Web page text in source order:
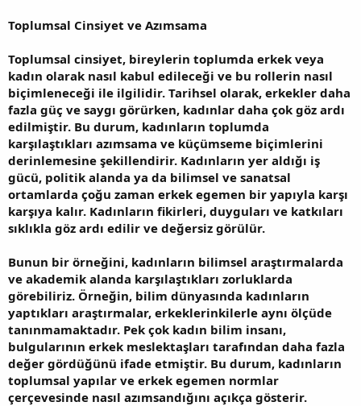
Toplumsal Cinsiyet ve Azımsama
Toplumsal cinsiyet, bireylerin toplumda erkek veya
kadın olarak nasıl kabul edileceği ve bu rollerin nasıl
biçimleneceği ile ilgilidir. Tarihsel olarak, erkekler daha
fazla güç ve saygı görürken, kadınlar daha çok göz ardı
edilmiştir. Bu durum, kadınların toplumda
karşılaştıkları azımsama ve küçümseme biçimlerini
derinlemesine şekillendirir. Kadınların yer aldığı iş
gücü, politik alanda ya da bilimsel ve sanatsal
ortamlarda çoğu zaman erkek egemen bir yapıyla karşı
karşıya kalır. Kadınların fikirleri, duyguları ve katkıları
sıklıkla göz ardı edilir ve değersiz görülür.
Bunun bir örneğini, kadınların bilimsel araştırmalarda
ve akademik alanda karşılaştıkları zorluklarda
görebiliriz. Örneğin, bilim dünyasında kadınların
yaptıkları araştırmalar, erkeklerinkilerle aynı ölçüde
tanınmamaktadır. Pek çok kadın bilim insanı,
bulgularının erkek meslektaşları tarafından daha fazla
değer gördüğünü ifade etmiştir. Bu durum, kadınların
toplumsal yapılar ve erkek egemen normlar
çerçevesinde nasıl azımsandığını açıkça gösterir.